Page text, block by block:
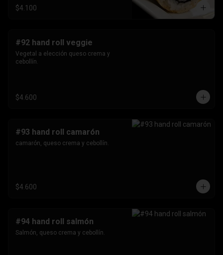
$4.100
#92 hand roll veggie
Vegetal a elección queso crema y
cebollín.
$4.600
#93 hand roll camarón
camarón, queso crema y cebollín.
$4.600
#94 hand roll salmón
Salmón, queso crema y cebollín.